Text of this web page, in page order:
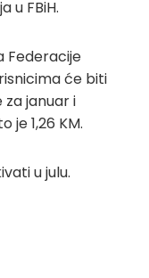
u FBiH.
Federacije
će biti
januar i
je 1,26 KM.
u julu.